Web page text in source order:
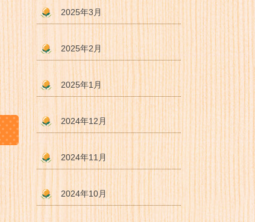
2025年3月
2025年2月
2025年1月
2024年12月
2024年11月
2024年10月